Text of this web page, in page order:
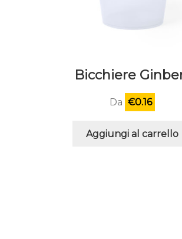
Bicchiere
Da €0.16
Aggiungi al carrello